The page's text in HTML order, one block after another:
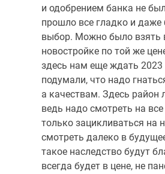
и одобрением банка не
прошло все гладко и даже
выбор. Можно было взять
новостройке по той же
здесь нам еще ждать
подумали, что надо
а качествам. Здесь район
ведь надо смотреть на
только зацикливаться на
смотреть далеко в
такое наследство будут
всегда будет в цене, не